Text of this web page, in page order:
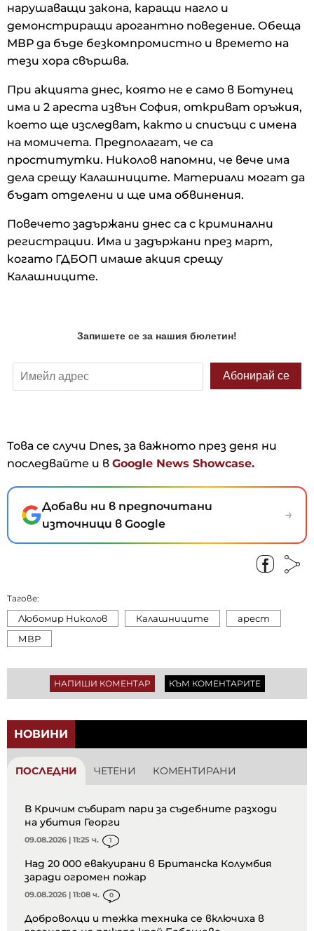
нарушаващи закона, каращи нагло и
демонстриращи арогантно поведение. Обеща
МВР да бъде безкомпромистно и времето на
тези хора свършва.
При акцията днес, която не е само в Ботунец
има и 2 ареста извън София, откриват оръжия,
което ще изследват, както и списъци с имена
на момичета. Предполагат, че са
проститутки. Николов напомни, че вече има
дела срещу Калашниците. Материали могат да
бъдат отделени и ще има обвинения.
Повечето задържани днес са с криминални
регистрации. Има и задържани през март,
когато ГДБОП имаше акция срещу
Калашниците.
Това се случи Dnes, за важното през деня ни
последвайте и в Google News Showcase.
Добави ни в предпочитани
източници в Google
→
Тагове:
Любомир Николов Калашниците
арест
МВР
НАПИШИ КОМЕНТАР КЪМ КОМЕНТАРИТЕ
НОВИНИ
ПОСЛЕДНИ ЧЕТЕНИ КОМЕНТИРАНИ
В Кричим събират пари за съдебните разходи
на убития Георги
09.08.2026 | 11:25 ч. 1
Над 20 000 евакуирани в Британска Колумбия
заради огромен пожар
09.08.2026 | 11:08 ч. 0
Доброволци и тежка техника се включиха в